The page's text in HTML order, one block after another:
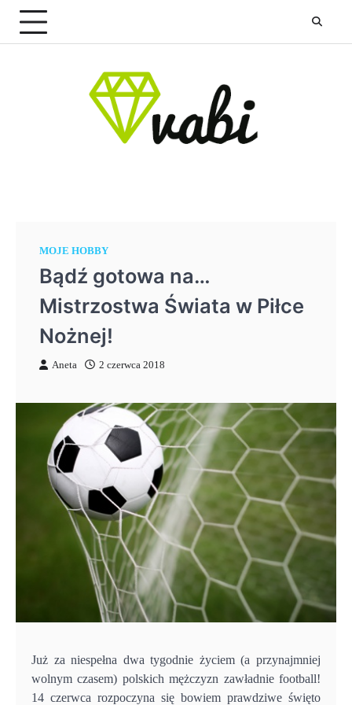
Skip
content
MOJE HOBBY
Bądź gotowa na…
Mistrzostwa Świata w Piłce
Nożnej!
Aneta 2 czerwca 2018
Już za niespełna dwa tygodnie życiem (a przynajmniej
wolnym czasem) polskich mężczyzn zawładnie football!
14 czerwca rozpoczyna się bowiem prawdziwe święto